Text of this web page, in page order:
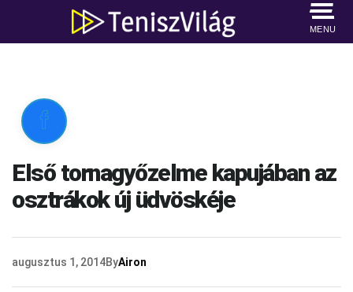
MENU

Első tornagyőzelme kapujában az
osztrákok új üdvöskéje
augusztus 1, 2014ByAiron